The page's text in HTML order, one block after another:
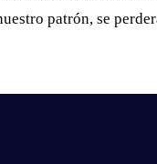
patrón, se